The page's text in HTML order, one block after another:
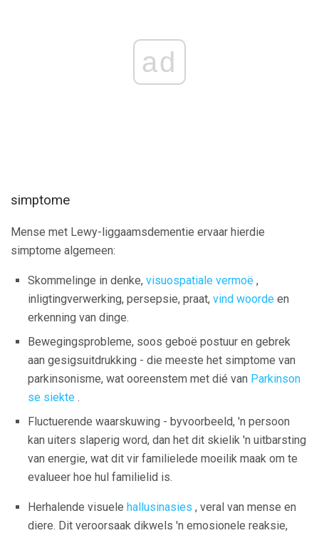
ad
simptome
Mense met Lewy-liggaamsdementie ervaar hierdie
simptome algemeen:
Skommelinge in denke, visuospatiale vermoë ,
inligtingverwerking, persepsie, praat, vind woorde en
erkenning van dinge.
Bewegingsprobleme, soos geboë postuur en gebrek
aan gesigsuitdrukking - die meeste het simptome van
parkinsonisme, wat ooreenstem met dié van Parkinson
se siekte .
Fluctuerende waarskuwing - byvoorbeeld, 'n persoon
kan uiters slaperig word, dan het dit skielik 'n uitbarsting
van energie, wat dit vir familielede moeilik maak om te
evalueer hoe hul familielid is.
Herhalende visuele hallusinasies , veral van mense en
diere. Dit veroorsaak dikwels 'n emosionele reaksie,